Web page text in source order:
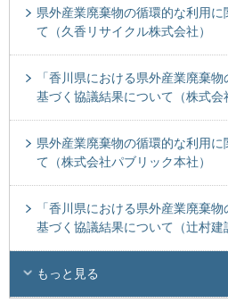
県外産業廃棄物の循環的な利用
て（久香リサイクル株式会社）
「香川県における県外産業廃棄
基づく協議結果について（株式会
県外産業廃棄物の循環的な利用
て（株式会社パブリック本社）
「香川県における県外産業廃棄
基づく協議結果について（辻村建
もっと見る